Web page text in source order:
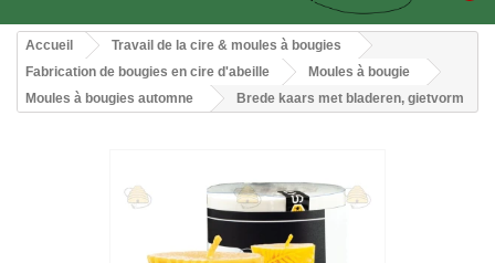
Accueil
Travail de la cire & moules à bougies
Fabrication de bougies en cire d'abeille
Moules à bougie
Moules à bougies automne
Brede kaars met bladeren, gietvorm